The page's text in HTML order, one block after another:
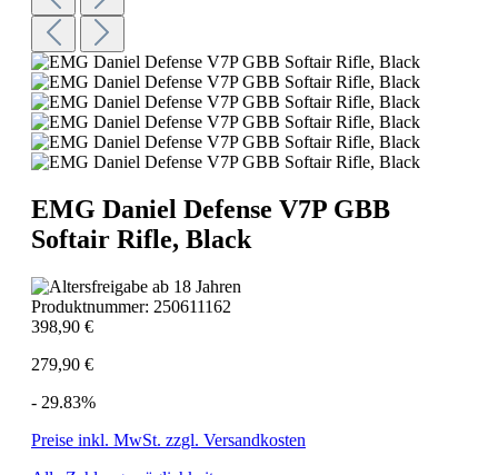
EMG Daniel Defense V7P GBB
Softair Rifle, Black
Produktnummer: 250611162
398,90 €
279,90 €
- 29.83%
Preise inkl. MwSt. zzgl. Versandkosten